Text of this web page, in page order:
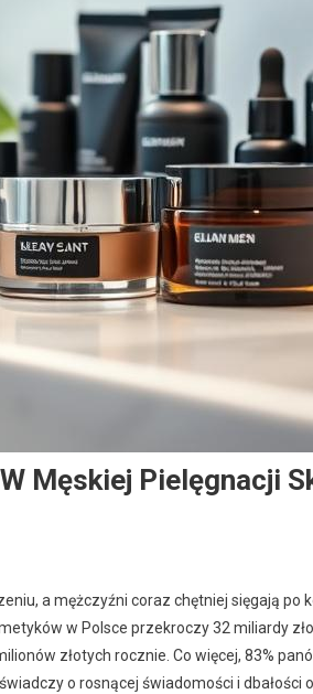
Męskiej Pielęgnacji
a mężczyźni coraz chętniej sięgają
w Polsce przekroczy 32 miliardy
złotych rocznie. Co więcej, 83%
o rosnącej świadomości i dbałości